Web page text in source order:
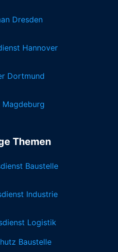
Dresden
Hannover
Dortmund
Magdeburg
Themen
Baustelle
Industrie
Logistik
Baustelle